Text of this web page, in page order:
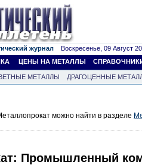
журнал Воскресенье, 09 Август
ЦЕНЫ НА МЕТАЛЛЫ
МЕТАЛЛЫ
ДРАГОЦЕННЫЕ
можно найти в разделе
Промышленный